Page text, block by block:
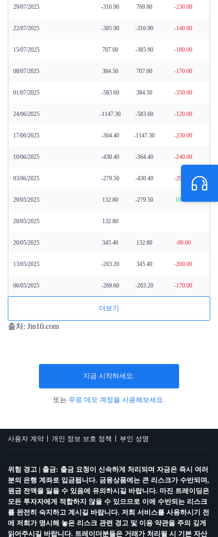
29/07/2025 -316.90 769.80 -230.00
22/07/2025 -385.90 -316.90 -140.00
15/07/2025 707.00 -385.90 -180.00
08/07/2025 384.50 707.00 -170.00
01/07/2025 -583.60 384.50 -350.00
24/06/2025 -1147.30 -583.60 -120.00
17/06/2025 -364.40 -1147.30 -230.00
10/06/2025 -430.40 -364.40 -240.00
03/06/2025 -279.50 -430.40 -290.00
29/05/2025 132.80 -279.50 100.00
28/05/2025 132.80
20/05/2025 345.40 132.80 -90.00
13/05/2025 -203.20 345.40 -200.00
06/05/2025 -269.60 -203.20 -170.00
더보기
출처: Jin10.com
지금 시작하세요.
또는 무료 데모 계정을 사용해보세요.
사용자 계약 개인 정보 보호 정책 부인 성명
위험 경고 | 출금: 출금 요청이 신속하게 처리되며 자금은 즉시 여러
분의 은행 계좌로 입금됩니다. 금융상품에는 큰 리스크가 수반되며,
원금 전액을 잃을 수 있음에 유의하시길 바랍니다. 마진 트레이딩은
모든 투자자에게 적합하지 않을 수 있으므로 이에 수반되는 리스크
를 완전히 숙지하고 계시길 바랍니다. 저희 서비스를 사용하시기 전
에 저희가 명시해 놓은 리스크 관련 경고 및 이용 약관을 주의 깊게
읽어주시길 바랍니다. 트레이더분들은 거래가 처리될 시 기본 자산